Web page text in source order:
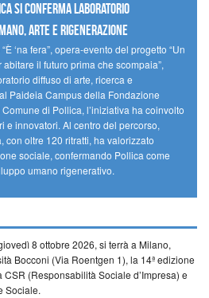
SI CONFERMA LABORATORIO
ARTE E RIGENERAZIONE
‘na fera”, opera-evento del progetto “Un
il futuro prima che scompaia”,
diffuso di arte, ricerca e
Paideia Campus della Fondazione
di Pollica, l’iniziativa ha coinvolto
e innovatori. Al centro del percorso,
con oltre 120 ritratti, ha valorizzato
sociale, confermando Pollica come
umano rigenerativo.
8 ottobre 2026, si terrà a Milano,
Bocconi (Via Roentgen 1), la 14ª edizione
(Responsabilità Sociale d’Impresa) e
Sociale.